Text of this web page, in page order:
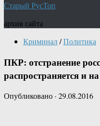
Старый РусТоп
архив сайта
Криминал/Политика
ПКР: отстранение
распространяется и
Опубликовано · 29.08.2016